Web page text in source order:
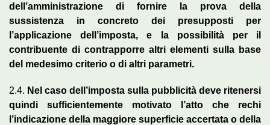
dell’amministrazione di fornire la prova della
sussistenza in concreto dei presupposti per
l’applicazione dell’imposta, e la possibilità per il
contribuente di contrapporre altri elementi sulla base
del medesimo criterio o di altri parametri.
2.4. Nel caso dell’imposta sulla pubblicità deve ritenersi
quindi sufficientemente motivato l’atto che rechi
l’indicazione della maggiore superficie accertata o della